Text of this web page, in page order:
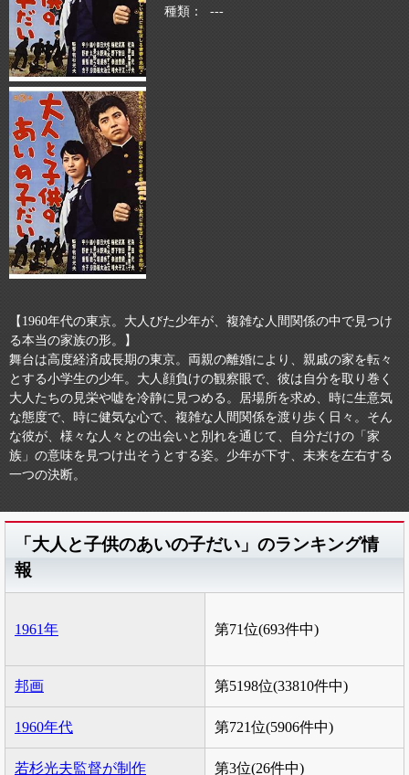
種類
---
【1960年代の東京。大人びた少年が、複雑な人間関係の中で見つけ
る本当の家族の形。】
舞台は高度経済成長期の東京。両親の離婚により、親戚の家を転々
とする小学生の少年。大人顔負けの観察眼で、彼は自分を取り巻く
大人たちの見栄や嘘を冷静に見つめる。居場所を求め、時に生意気
な態度で、時に健気な心で、複雑な人間関係を渡り歩く日々。そん
な彼が、様々な人々との出会いと別れを通じて、自分だけの「家
族」の意味を見つけ出そうとする姿。少年が下す、未来を左右する
一つの決断。
「大人と子供のあいの子だい」のランキング情
報
1961年 第71位(693件中)
邦画 第5198位(33810件中)
1960年代 第721位(5906件中)
若杉光夫監督が制作 第3位(26件中)